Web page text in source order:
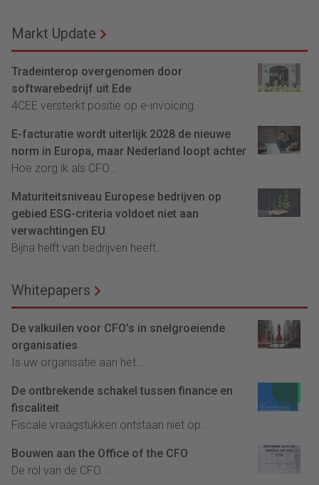
Markt Update
Tradeinterop overgenomen door
softwarebedrijf uit Ede
4CEE versterkt positie op e-invoicing...
E-facturatie wordt uiterlijk 2028 de nieuwe
norm in Europa, maar Nederland loopt achter
Hoe zorg ik als CFO...
Maturiteitsniveau Europese bedrijven op
gebied ESG-criteria voldoet niet aan
verwachtingen EU
Bijna helft van bedrijven heeft...
Whitepapers
De valkuilen voor CFO’s in snelgroeiende
organisaties
Is uw organisatie aan het...
De ontbrekende schakel tussen finance en
fiscaliteit
Fiscale vraagstukken ontstaan niet op...
Bouwen aan the Office of the CFO
De rol van de CFO...